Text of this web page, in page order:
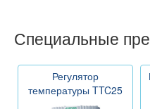
Специальные
Регулятор
температуры TTC25